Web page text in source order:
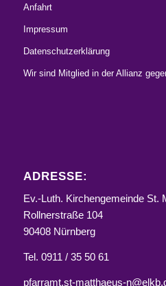
Anfahrt
Impressum
Datenschutzerklärung
Wir sind Mitglied in der Allianz
ADRESSE:
Ev.-Luth. Kirchengemeinde St.
Rollnerstraße 104
90408 Nürnberg
Tel. 0911 / 35 50 61
pfarramt.st-matthaeus-